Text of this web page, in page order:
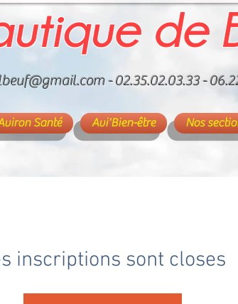
de
- 02.35.02.03.33 -
Santé Avi'Bien-être Nos
inscriptions sont closes